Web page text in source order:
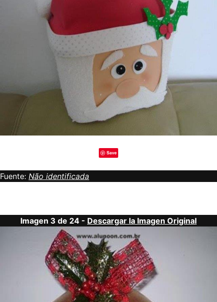
Save
Fuente: Não identificada
Imagen 3 de 24 - Descargar la Imagen Original